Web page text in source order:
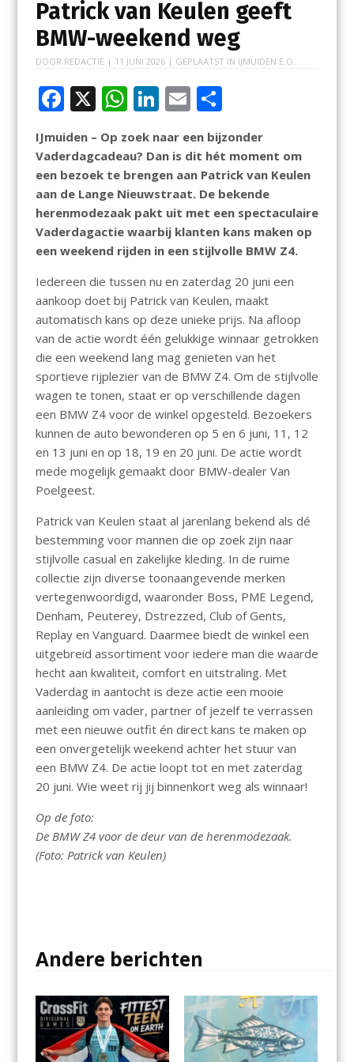
Patrick van Keulen geeft
BMW-weekend weg
DOOR REDACTIE | 11 JUNI 2026| GEPLAATST IN IJMUIDEN E.O.
F
ac
e
b
o
o
k
X W
at
s
A
p
p
Li
k
e
dI
n
E
m
ai
l
D
e
n
IJmuiden – Op zoek naar een bijzonder
Vaderdagcadeau? Dan is dit hét moment om
een bezoek te brengen aan Patrick van Keulen
aan de Lange Nieuwstraat. De bekende
herenmodezaak pakt uit met een spectaculaire
Vaderdagactie waarbij klanten kans maken op
een weekend rijden in een stijlvolle BMW Z4.
Iedereen die tussen nu en zaterdag 20 juni een
aankoop doet bij Patrick van Keulen, maakt
automatisch kans op deze unieke prijs. Na afloop
van de actie wordt één gelukkige winnaar getrokken
die een weekend lang mag genieten van het
sportieve rijplezier van de BMW Z4. Om de stijlvolle
wagen te tonen, staat er op verschillende dagen
een BMW Z4 voor de winkel opgesteld. Bezoekers
kunnen de auto bewonderen op 5 en 6 juni, 11, 12
en 13 juni en op 18, 19 en 20 juni. De actie wordt
mede mogelijk gemaakt door BMW-dealer Van
Poelgeest.
Patrick van Keulen staat al jarenlang bekend als dé
bestemming voor mannen die op zoek zijn naar
stijlvolle casual en zakelijke kleding. In de ruime
collectie zijn diverse toonaangevende merken
vertegenwoordigd, waaronder Boss, PME Legend,
Denham, Peuterey, Dstrezzed, Club of Gents,
Replay en Vanguard. Daarmee biedt de winkel een
uitgebreid assortiment voor iedere man die waarde
hecht aan kwaliteit, comfort en uitstraling. Met
Vaderdag in aantocht is deze actie een mooie
aanleiding om vader, partner of jezelf te verrassen
met een nieuwe outfit én direct kans te maken op
een onvergetelijk weekend achter het stuur van
een BMW Z4. De actie loopt tot en met zaterdag
20 juni. Wie weet rij jij binnenkort weg als winnaar!
Op de foto:
De BMW Z4 voor de deur van de herenmodezaak.
(Foto: Patrick van Keulen)
Andere berichten